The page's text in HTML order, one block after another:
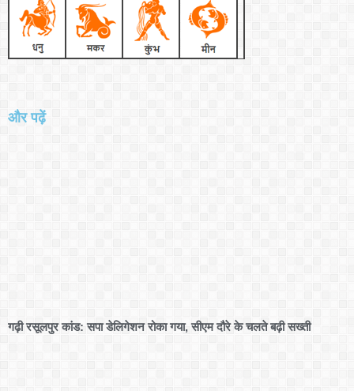
और पढ़ें
गढ़ी रसूलपुर कांड: सपा डेलिगेशन रोका गया, सीएम दौरे के चलते बढ़ी सख्ती